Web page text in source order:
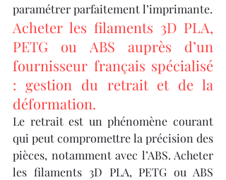
paramétrer parfaitement l’imprimante.
Acheter les filaments 3D PLA,
PETG ou ABS auprès d’un
fournisseur français spécialisé
: gestion du retrait et de la
déformation.
Le retrait est un phénomène courant
qui peut compromettre la précision des
pièces, notamment avec l’ABS. Acheter
les filaments 3D PLA, PETG ou ABS